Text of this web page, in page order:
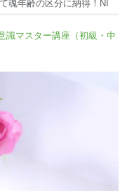
魂年齢の区分に納得！NI
識マスター講座（初級・中